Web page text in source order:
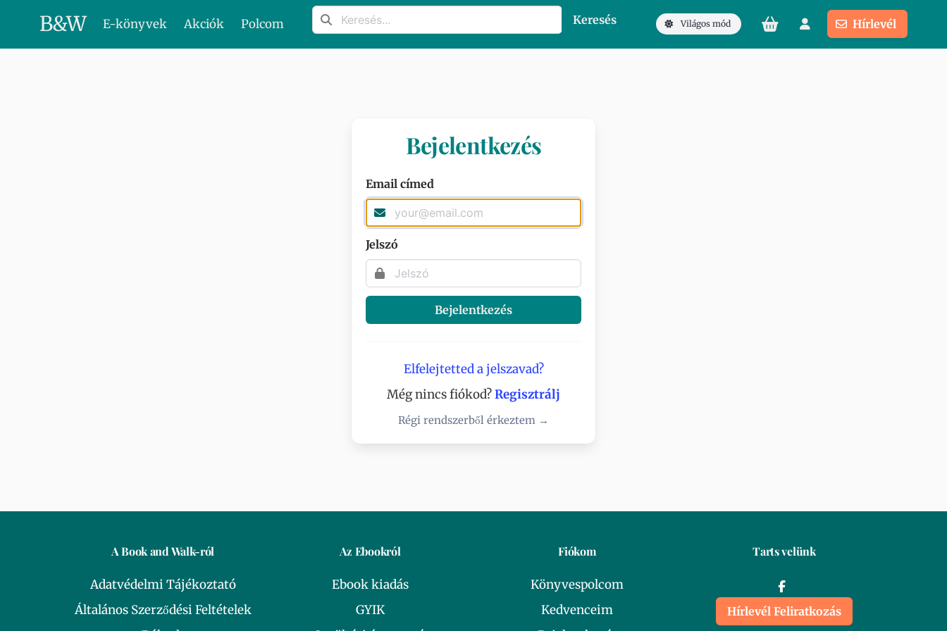
B&W E-könyvek Akciók Polcom Keresés Világos mód Hírlevél
Bejelentkezés
Email címed
Jelszó
Bejelentkezés
Elfelejtetted a jelszavad?
Még nincs fiókod?Regisztrálj
Régi rendszerből érkeztem →
A Book and Walk-ról
Adatvédelmi Tájékoztató
Általános Szerződési Feltételek
Az Ebookról
Ebook kiadás
GYIK
Fiókom
Könyvespolcom
Kedvenceim
Tarts velünk
Hírlevél Feliratkozás